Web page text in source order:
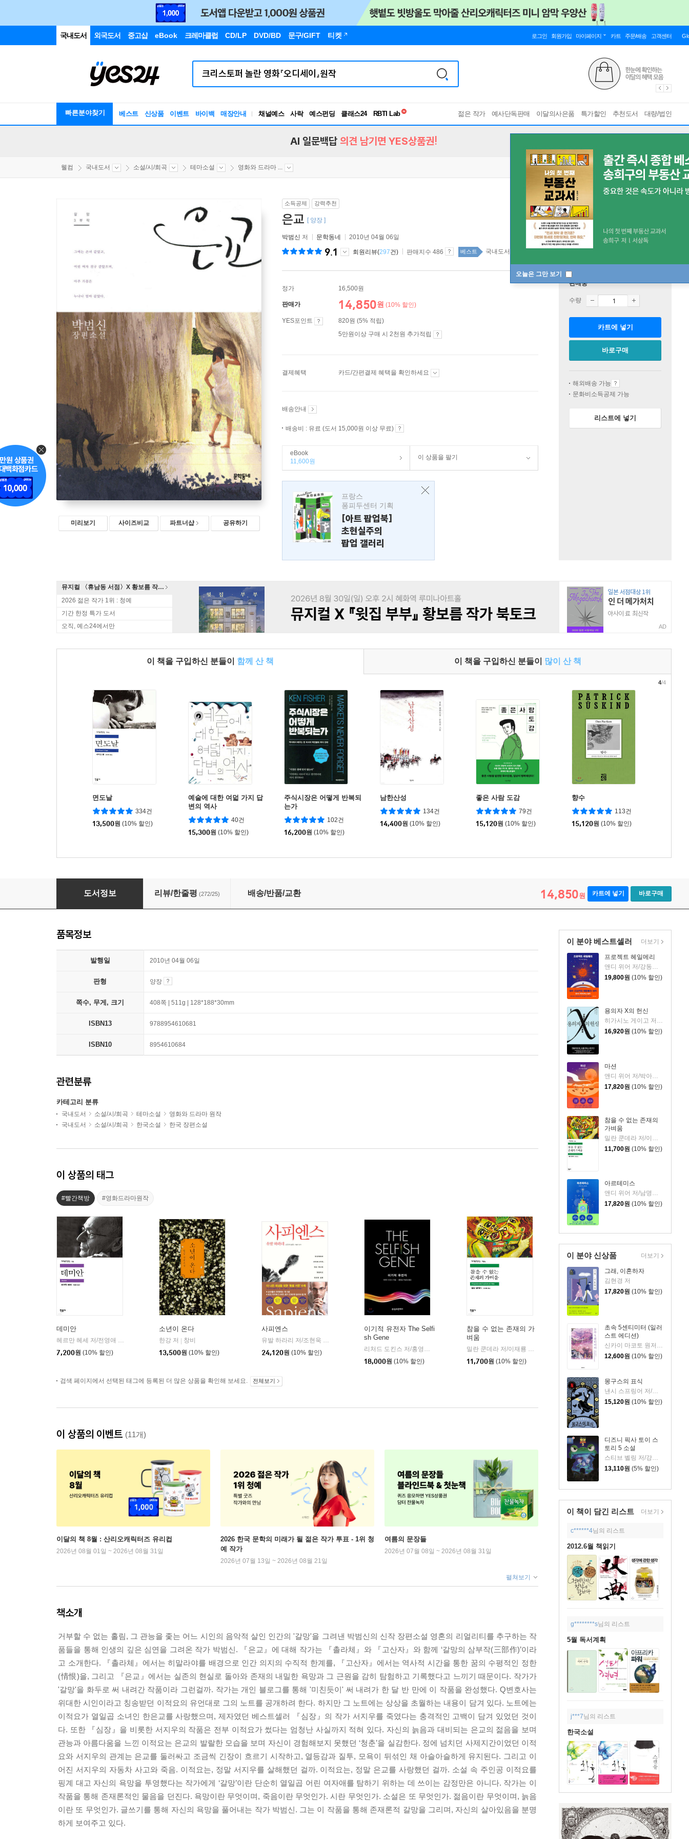
국내도서 외국도서 중고샵 eBook 크레마클럽 CD/LP DVD/BD 문구/GIFT 티켓 로그인 회원가입 마이페이지 카트 주문/배송 고객센터
빠른분야찾기 베스트 신상품 이벤트 바이백 매장안내 채널예스 사락 예스펀딩 클래스24
독서유형검사
젊은 작가 예사단독판매 이달의사은품 특가할인 추천도서 대량/법인
오늘은 그만 보기
AI 일문백답 의견 남기면 YES상품권!
웰컴 국내도서 소설/시/희곡 테마소설 영화와 드라마 ...
미리보기 사이즈비교 파트너샵 공유하기
소득공제 강력추천
은교 [ 양장 ]
박범신 저 문학동네 2010년 04월 06일
9.1 회원리뷰(297건) 판매지수 486 베스트 국내도서 top20 15주
정가 16,500원
판매가 14,850원 (10% 할인)
YES포인트
820원 (5% 적립)
5만원이상 구매 시 2천원 추가적립
결제혜택 카드/간편결제 혜택을 확인하세요
배송안내
배송비 : 유료 (도서 15,000원 이상 무료)
eBook
11,600원
이 상품을 팔기
프랑스
퐁피두센터 기획
[아트 팝업북]
초현실주의
팝업 갤러리
판매중
수량
카트에 넣기
바로구매
해외배송 가능
문화비소득공제 가능
리스트에 넣기
뮤지컬 〈휴남동 서점〉X 황보름 작가 북토크
2026 젊은 작가 1위 : 청예
기간 한정 특가 도서
오직, 예스24에서만
AD
이 책을 구입하신 분들이 함께 산 책 이 책을 구입하신 분들이 많이 산 책
면도날
334건
13,500원 (10% 할인)
예술에 대한 여덟 가지 답
변의 역사
40건
15,300원 (10% 할인)
주식시장은 어떻게 반복되
는가
102건
16,200원 (10% 할인)
남한산성
134건
14,400원 (10% 할인)
좋은 사람 도감
79건
15,120원 (10% 할인)
향수
113건
15,120원 (10% 할인)
4/4
도서정보 리뷰/한줄평 (272/25) 배송/반품/교환 14,850원 카트에 넣기 바로구매
이 분야 베스트셀러
프로젝트 헤일메리
앤디 위어 저/강동혁 역
19,800원 (10% 할인)
용의자 X의 헌신
히가시노 게이고 저/양억관 역
16,920원 (10% 할인)
마션
17,820원 (10% 할인)
참을 수 없는 존재의
가벼움
11,700원 (10% 할인)
아르테미스
앤디 위어 저/남명성 역
17,820원 (10% 할인)
더보기
이 분야 신상품
그래, 이혼하자
김현경 저
17,820원 (10% 할인)
초속 5센티미터 (일러
스트 에디션)
신카이 마코토 원저/아키즈키 료 저/김혜리 역
12,600원 (10% 할인)
몽구스의 표식
낸시 스프링어 저/정시윤 역
15,120원 (10% 할인)
디즈니 픽사 토이 스
토리 5 소설
스티브 벨링 저/강세중 역
13,110원 (5% 할인)
더보기
이 책이 담긴 리스트 더보기
c******4님의 리스트
2012.6월 책읽기
g********s님의 리스트
5월 독서계획
j***7님의 리스트
한국소설
품목정보
발행일 2010년 04월 06일
판형 양장
쪽수, 무게, 크기 408쪽 | 511g | 128*188*30mm
ISBN13 9788954610681
ISBN10 8954610684
관련분류
카테고리 분류
국내도서 소설/시/희곡 테마소설
영화와 드라마 원작
국내도서
소설/시/희곡 한국소설 한국 장편소설
이 상품의 태그
#빨간책방 #영화드라마원작
데미안
헤르만 헤세 저/전영애 역
7,200원 (10% 할인)
소년이 온다
한강 저
창비
13,500원 (10% 할인)
사피엔스
유발 하라리 저/조현욱 역/이태수 감수 | 김영사
24,120원 (10% 할인)
이기적 유전자 The Selfi
sh Gene
리처드 도킨스 저/홍영남,이상임 공역
을유문화사
18,000원 (10% 할인)
참을 수 없는 존재의 가
벼움
밀란 쿤데라 저/이재룡 역
11,700원 (10% 할인)
검색 페이지에서 선택된 태그에 등록된 더 많은 상품을 확인해 보세요. 전체보기
이 상품의 이벤트 (11개)
이달의 책 8월 : 산리오캐릭터즈 유리컵
2026년 08월 01일 ~ 2026년 08월 31일
2026 한국 문학의 미래가 될 젊은 작가 투표 - 1위 청
예 작가
2026년 07월 13일 ~ 2026년 08월 21일
여름의 문장들
2026년 07월 08일 ~ 2026년 08월 31일
펼쳐보기
책소개
거부할 수 없는 홀림, 그 관능을 좇는 어느 시인의 음악적 살인 인간의 '갈망'을 그려낸 박범신의 신작 장편소설 영혼의 리얼리티를 추구하는 작
품들을 통해 인생의 깊은 심연을 그려온 작가 박범신. 『은교』에 대해 작가는 『촐라체』와 『고산자』와 함께 ‘갈망의 삼부작(三部作)’이라
고 소개한다. 『촐라체』에서는 히말라야를 배경으로 인간 의지의 수직적 한계를, 『고산자』에서는 역사적 시간을 통한 꿈의 수평적인 정한
(情恨)을, 그리고 『은교』에서는 실존의 현실로 돌아와 존재의 내밀한 욕망과 그 근원을 감히 탐험하고 기록했다고 느끼기 때문이다. 작가가
'갈망'을 화두로 써 내려간 작품이라 그런걸까. 작가는 개인 블로그를 통해 '미친듯이' 써 내려가 한 달 반 만에 이 작품을 완성했다. Q변호사는
위대한 시인이라고 칭송받던 이적요의 유언대로 그의 노트를 공개하려 한다. 하지만 그 노트에는 상상을 초월하는 내용이 담겨 있다. 노트에는
이적요가 열일곱 소녀인 한은교를 사랑했으며, 제자였던 베스트셀러 『심장』의 작가 서지우를 죽였다는 충격적인 고백이 담겨 있었던 것이
다. 또한 『심장』을 비롯한 서지우의 작품은 전부 이적요가 썼다는 엄청난 사실까지 적혀 있다. 자신의 늙음과 대비되는 은교의 젊음을 보며
관능과 아름다움을 느낀 이적요는 은교의 발랄한 모습을 보며 자신이 경험해보지 못했던 ‘청춘’을 실감한다. 정에 넘치던 사제지간이었던 이적
요와 서지우의 관계는 은교를 둘러싸고 조금씩 긴장이 흐르기 시작하고, 열등감과 질투, 모욕이 뒤섞인 채 아슬아슬하게 유지된다. 그리고 이
어진 서지우의 자동차 사고와 죽음. 이적요는, 정말 서지우를 살해했던 걸까. 이적요는, 정말 은교를 사랑했던 걸까. 소설 속 주인공 이적요를
핑계 대고 자신의 욕망을 투영했다는 작가에게 ‘갈망’이란 단순히 열일곱 어린 여자애를 탐하기 위하는 데 쓰이는 감정만은 아니다. 작가는 이
작품을 통해 존재론적인 물음을 던진다. 욕망이란 무엇이며, 죽음이란 무엇인가. 시란 무엇인가. 소설은 또 무엇인가. 젊음이란 무엇이며, 늙음
이란 또 무엇인가. 글쓰기를 통해 자신의 욕망을 풀어내는 작가 박범신. 그는 이 작품을 통해 존재론적 갈망을 그리며, 자신의 살아있음을 분명
하게 보여주고 있다.